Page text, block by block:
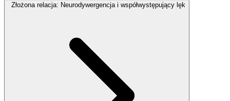
Złożona relacja: Neurodywergencja i współwystępujący lęk